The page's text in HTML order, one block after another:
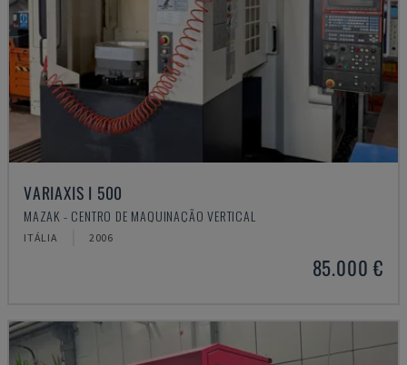
VARIAXIS I 500
MAZAK - CENTRO DE MAQUINAÇÃO VERTICAL
ITÁLIA 2006
85.000 €